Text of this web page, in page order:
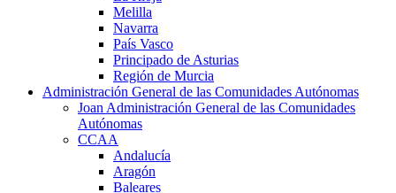
Melilla
Navarra
País Vasco
Principado de Asturias
Región de Murcia
Administración General de las Comunidades Autónomas
Joan Administración General de las Comunidades
Autónomas
CCAA
Andalucía
Aragón
Baleares